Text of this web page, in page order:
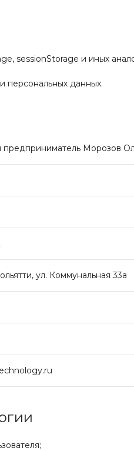
sessionStorage и иных
персональных данных.
предприниматель Морозов
ул. Коммунальная 33a